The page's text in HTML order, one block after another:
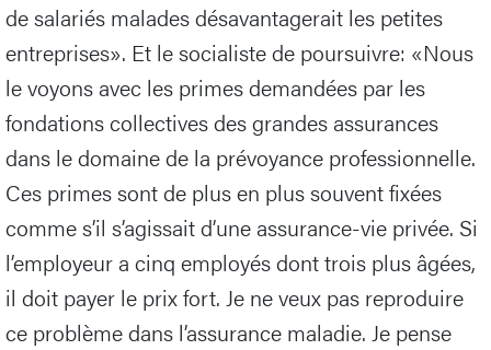
de salariés malades désavantagerait les petites
entreprises». Et le socialiste de poursuivre: «Nous
le voyons avec les primes demandées par les
fondations collectives des grandes assurances
dans le domaine de la prévoyance professionnelle.
Ces primes sont de plus en plus souvent fixées
comme s’il s’agissait d’une assurance-vie privée. Si
l’employeur a cinq employés dont trois plus âgées,
il doit payer le prix fort. Je ne veux pas reproduire
ce problème dans l’assurance maladie. Je pense